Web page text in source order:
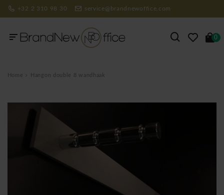
+32 2 310 98 30 service@brandnewoffice.com
0
Home Hangon double 8 wandhaak